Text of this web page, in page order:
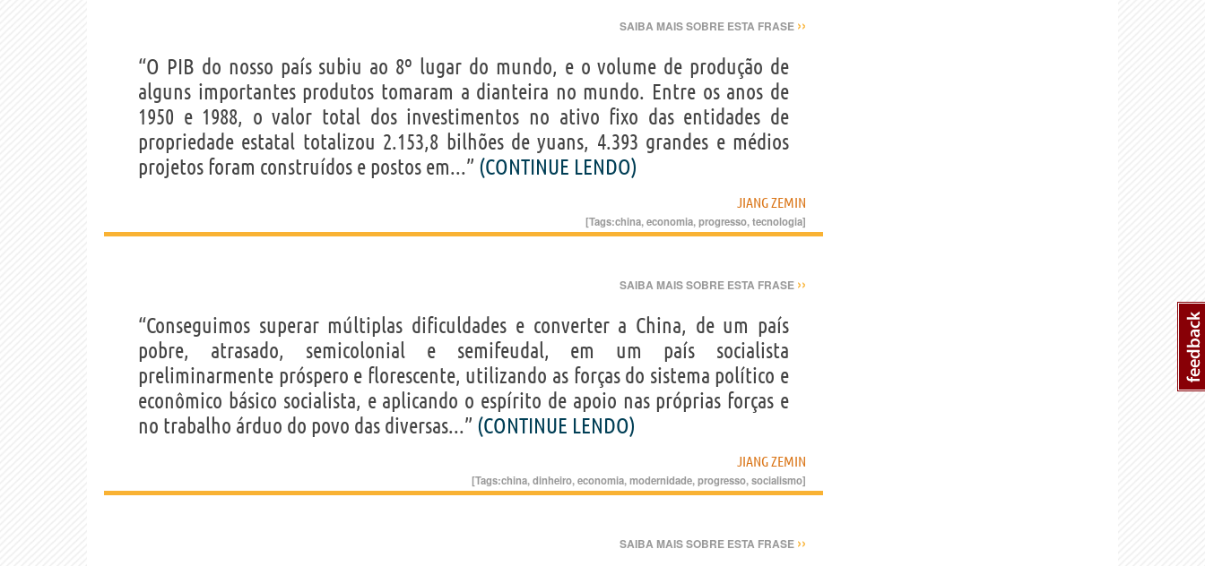
SAIBA MAIS SOBRE ESTA FRASE ››
“O PIB do nosso país subiu ao 8º lugar do mundo, e o volume de produção de
alguns importantes produtos tomaram a dianteira no mundo. Entre os anos de
1950 e 1988, o valor total dos investimentos no ativo fixo das entidades de
propriedade estatal totalizou 2.153,8 bilhões de yuans, 4.393 grandes e médios
projetos foram construídos e postos em...” (CONTINUE LENDO)
JIANG ZEMIN
[Tags:china,economia,progresso,tecnologia]
SAIBA MAIS SOBRE ESTA FRASE ››
“Conseguimos superar múltiplas dificuldades e converter a China, de um país
pobre, atrasado, semicolonial e semifeudal, em um país socialista
preliminarmente próspero e florescente, utilizando as forças do sistema político e
econômico básico socialista, e aplicando o espírito de apoio nas próprias forças e
no trabalho árduo do povo das diversas...” (CONTINUE LENDO)
JIANG ZEMIN
[Tags:china,dinheiro,economia,modernidade,progresso,socialismo]
SAIBA MAIS SOBRE ESTA FRASE ››